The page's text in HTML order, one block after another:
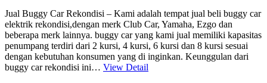
Jual Buggy Car Rekondisi – Kami adalah tempat jual beli buggy car
elektrik rekondisi,dengan merk Club Car, Yamaha, Ezgo dan
beberapa merk lainnya. buggy car yang kami jual memiliki kapasitas
penumpang terdiri dari 2 kursi, 4 kursi, 6 kursi dan 8 kursi sesuai
dengan kebutuhan konsumen yang di inginkan. Keunggulan dari
buggy car rekondisi ini… View Detail